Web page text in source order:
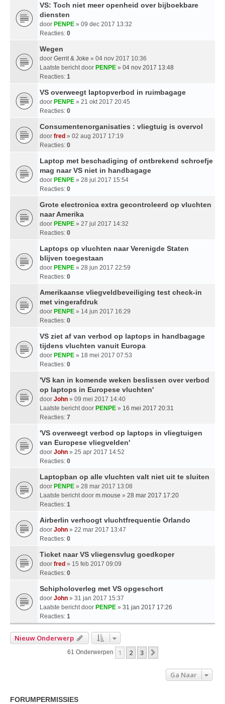
VS: Toch niet meer openheid over bijboekbare
diensten
door PENPE » 09 dec 2017 13:32
Reacties: 0
Wegen
door Gerrit & Joke » 04 nov 2017 10:36
Laatste bericht door PENPE » 04 nov 2017 13:48
Reacties: 1
VS overweegt laptopverbod in ruimbagage
door PENPE » 21 okt 2017 20:45
Reacties: 0
Consumentenorganisaties : vliegtuig is overvol
door fred » 02 aug 2017 17:19
Reacties: 0
Laptop met beschadiging of ontbrekend schroefje
mag naar VS niet in handbagage
door PENPE » 28 jul 2017 15:54
Reacties: 0
Grote electronica extra gecontroleerd op vluchten
naar Amerika
door PENPE » 27 jul 2017 14:32
Reacties: 0
Laptops op vluchten naar Verenigde Staten
blijven toegestaan
door PENPE » 28 jun 2017 22:59
Reacties: 0
Amerikaanse vliegveldbeveiliging test check-in
met vingerafdruk
door PENPE » 14 jun 2017 16:29
Reacties: 0
VS ziet af van verbod op laptops in handbagage
tijdens vluchten vanuit Europa
door PENPE » 18 mei 2017 07:53
Reacties: 0
'VS kan in komende weken beslissen over verbod
op laptops in Europese vluchten'
door John » 09 mei 2017 14:40
Laatste bericht door PENPE » 16 mei 2017 20:31
Reacties: 7
'VS overweegt verbod op laptops in vliegtuigen
van Europese vliegvelden'
door John » 25 apr 2017 14:52
Reacties: 0
Laptopban op alle vluchten valt niet uit te sluiten
door PENPE » 28 mar 2017 13:08
Laatste bericht door m.mouse » 28 mar 2017 17:20
Reacties: 1
Airberlin verhoogt vluchtfrequentie Orlando
door John » 22 mar 2017 13:47
Reacties: 0
Ticket naar VS vliegensvlug goedkoper
door fred » 15 feb 2017 09:09
Reacties: 0
Schipholoverleg met VS opgeschort
door John » 31 jan 2017 15:37
Laatste bericht door PENPE » 31 jan 2017 17:26
Reacties: 1
Nieuw Onderwerp
61 Onderwerpen 1 2 3
Ga Naar
FORUMPERMISSIES